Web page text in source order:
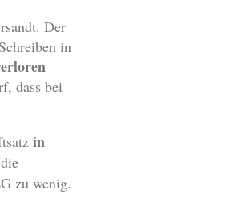
Der
in
dass bei
in
zu wenig.